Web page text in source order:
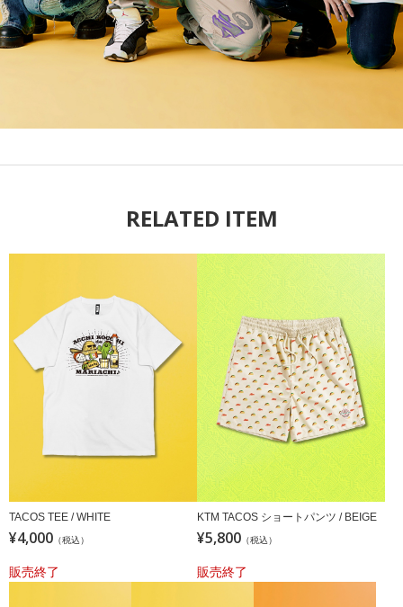
RELATED ITEM
TACOS TEE / WHITE
¥4,000 （税込）
販売終了
KTM TACOS ショートパンツ / BEIGE
¥5,800 （税込）
販売終了